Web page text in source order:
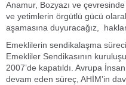
Anamur, Bozyazı ve
ve yetimlerin örgütlü gücü
aşamasına duyuracağız,
Emeklilerin sendikalaşma
Emekliler Sendikasının
2007’de kapatıldı. Avrupa
devam eden süreç, AHİM’in